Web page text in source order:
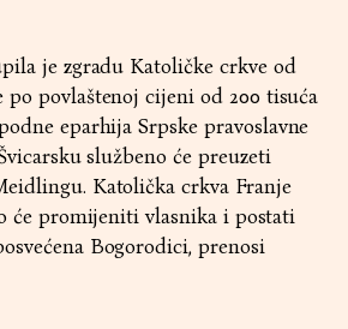
je zgradu Katoličke crkve od
po povlaštenoj cijeni od 200 tisuća
eparhija Srpske pravoslavne
službeno će preuzeti
Katolička crkva Franje
će promijeniti vlasnika i postati
Bogorodici, prenosi